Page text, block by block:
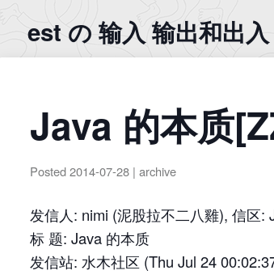
est の 输入 输出和出入
Java 的本质
Posted2014-07-28| archive
发信人: nimi (泥股拉不二八雞), 信区:
标 题: Java 的本质
发信站: 水木社区 (Thu Jul 24